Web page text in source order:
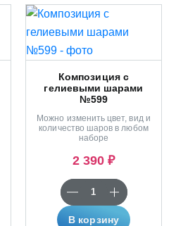
Композиция с
гелиевыми шарами
№599
Можно изменить цвет, вид и
количество шаров в любом
наборе
2 390 ₽
В корзину